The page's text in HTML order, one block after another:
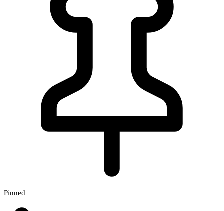
Pinned